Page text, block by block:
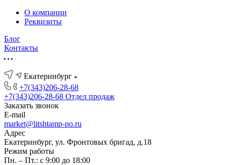
О компании
Реквизиты
Блог
Контакты
Екатеринбург
+7(343)206-28-68
+7(343)206-28-68 Отдел продаж
Заказать звонок
E-mail
market@litshtamp-po.ru
Адрес
Екатеринбург, ул. Фронтовых бригад, д.18
Режим работы
Пн. – Пт.: с 9:00 до 18:00